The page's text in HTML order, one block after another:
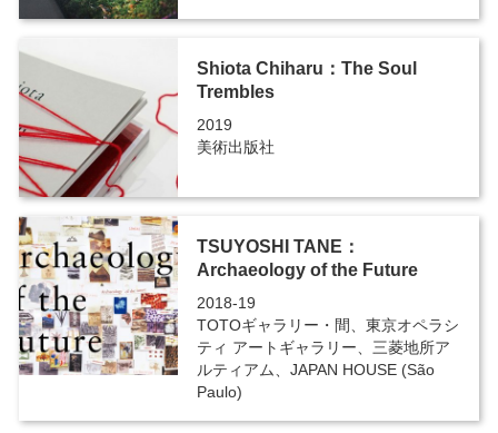
Shiota Chiharu：The Soul
Trembles
2019
美術出版社
TSUYOSHI TANE：
Archaeology of the Future
2018-19
TOTOギャラリー・間、東京オペラシ
ティ アートギャラリー、三菱地所ア
ルティアム、JAPAN HOUSE (São
Paulo)